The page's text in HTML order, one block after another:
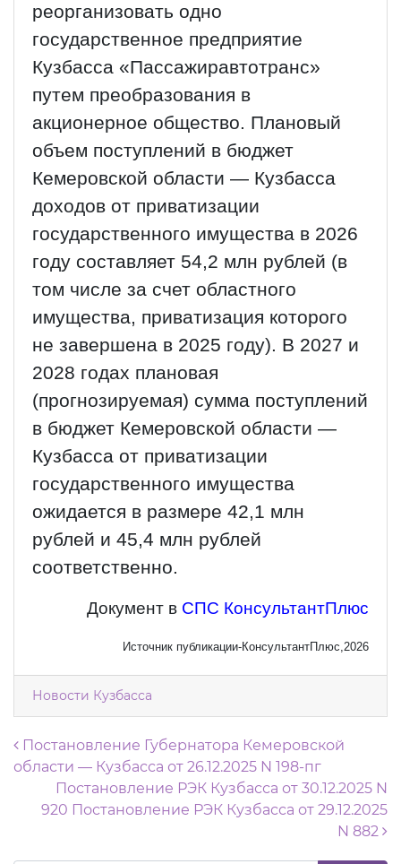
реорганизовать одно
государственное предприятие
Кузбасса «Пассажиравтотранс»
путем преобразования в
акционерное общество. Плановый
объем поступлений в бюджет
Кемеровской области — Кузбасса
доходов от приватизации
государственного имущества в 2026
году составляет 54,2 млн рублей (в
том числе за счет областного
имущества, приватизация которого
не завершена в 2025 году). В 2027 и
2028 годах плановая
(прогнозируемая) сумма поступлений
в бюджет Кемеровской области —
Кузбасса от приватизации
государственного имущества
ожидается в размере 42,1 млн
рублей и 45,4 млн рублей
соответственно.
Документ в СПС КонсультантПлюс
Источник публикации-КонсультантПлюс,2026
Новости Кузбасса
Навигация по записям
Постановление Губернатора Кемеровской
области — Кузбасса от 26.12.2025 N 198-пг
Постановление РЭК Кузбасса от 30.12.2025 N
920 Постановление РЭК Кузбасса от 29.12.2025
N 882